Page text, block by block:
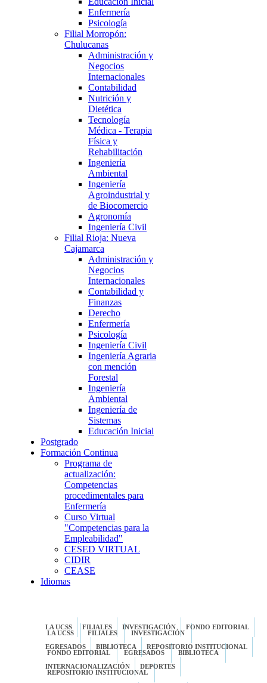
Enfermería
Psicología
Filial Morropón:
Chulucanas
Administración y
Negocios
Internacionales
Contabilidad
Nutrición y
Dietética
Tecnología
Médica - Terapia
Física y
Rehabilitación
Ingeniería
Ambiental
Ingeniería
Agroindustrial y
de Biocomercio
Agronomía
Ingeniería Civil
Filial Rioja: Nueva
Cajamarca
Administración y
Negocios
Internacionales
Contabilidad y
Finanzas
Derecho
Enfermería
Psicología
Ingeniería Civil
Ingeniería Agraria
con mención
Forestal
Ingeniería
Ambiental
Ingeniería de
Sistemas
Educación Inicial
Postgrado
Formación Continua
Programa de
actualización:
Competencias
procedimentales para
Enfermería
Curso Virtual
"Competencias para la
Empleabilidad"
CESED VIRTUAL
CIDIR
CEASE
Idiomas
LA UCSS FILIALES INVESTIGACIÓN FONDO EDITORIAL
EGRESADOS BIBLIOTECA REPOSITORIO INSTITUCIONAL
INTERNACIONALIZACIÓN DEPORTES
LA UCSS FILIALES INVESTIGACIÓN
FONDO EDITORIAL EGRESADOS BIBLIOTECA
REPOSITORIO INSTITUCIONAL